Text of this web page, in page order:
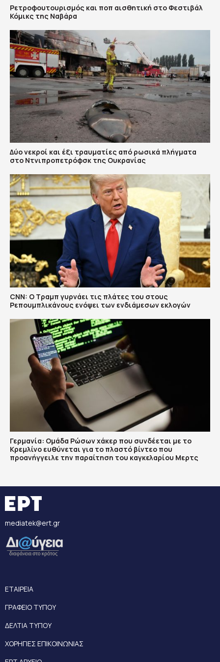
Ρετροφουτουρισμός και ποπ αισθητική στο Φεστιβάλ
Κόμικς της Ναβάρα
Δύο νεκροί και έξι τραυματίες από ρωσικά πλήγματα
στο Ντνιπροπετρόφσκ της Ουκρανίας
CNN: Ο Τραμπ γυρνάει τις πλάτες του στους
Ρεπουμπλικάνους ενόψει των ενδιάμεσων εκλογών
Γερμανία: Ομάδα Ρώσων χάκερ που συνδέεται με το
Κρεμλίνο ευθύνεται για το πλαστό βίντεο που
προανήγγειλε την παραίτηση του καγκελαρίου Μερτς
mediatek@ert.gr
ΕΤΑΙΡΕΙΑ
ΓΡΑΦΕΙΟ ΤΥΠΟΥ
ΔΕΛΤΙΑ ΤΥΠΟΥ
ΧΟΡΗΓΙΕΣ ΕΠΙΚΟΙΝΩΝΙΑΣ